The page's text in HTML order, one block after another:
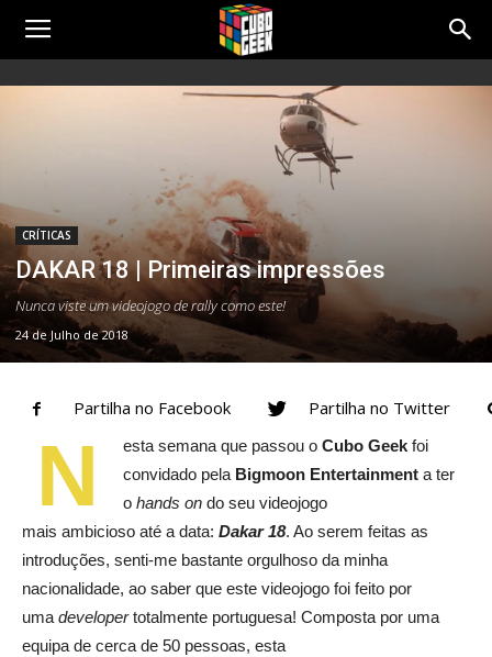
CRÍTICAS
DAKAR 18 | Primeiras impressões
Nunca viste um videojogo de rally como este!
24 de Julho de 2018
Partilha no Facebook Partilha no Twitter
N esta semana que passou o Cubo Geek foi
convidado pela Bigmoon Entertainment a ter
o hands on do seu videojogo
mais ambicioso até a data: Dakar 18. Ao serem feitas as
introduções, senti-me bastante orgulhoso da minha
nacionalidade, ao saber que este videojogo foi feito por
uma developertotalmente portuguesa! Composta por uma
equipa de cerca de 50 pessoas, esta